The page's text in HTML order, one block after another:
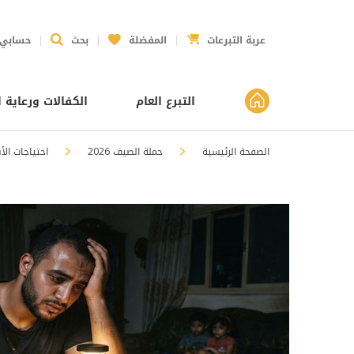
حسابي بحث المفضلة عربة التبرعات
التبرع العام الكفالات ورعاية
الصفحة الرئيسية حملة الصيف 2026 احتياجات